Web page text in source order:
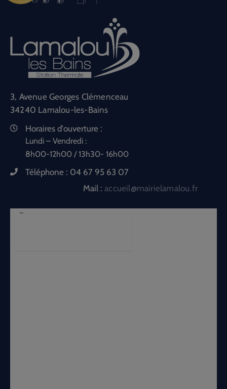
3, Avenue Georges Clémenceau
34240 Lamalou-les-Bains
Horaires d'ouverture :
Lundi – Vendredi :
8h00-12h00 / 13h30- 16h00
Téléphone : 04 67 95 63 07
Mail :accueil@mairielamalou.fr